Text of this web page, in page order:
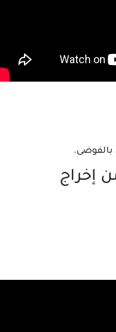
بالفوضى.
عند عرضه عام 2008 وهم من إخراج